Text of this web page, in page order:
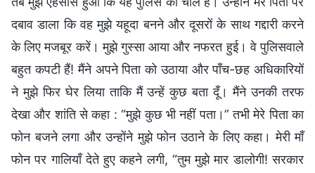
दबाव डाला कि वह मुझे यहूदा बनने और दूसरों के साथ गद्दारी करने
के लिए मजबूर करें। मुझे गुस्सा आया और नफरत हुई। वे पुलिसवाले
बहुत कपटी हैं! मैंने अपने पिता को उठाया और पाँच-छह अधिकारियों
ने मुझे फिर घेर लिया ताकि मैं उन्हें कुछ बता दूँ। मैंने उनकी तरफ
देखा और शांति से कहा : “मुझे कुछ भी नहीं पता।” तभी मेरे पिता का
फोन बजने लगा और उन्होंने मुझे फोन उठाने के लिए कहा। मेरी माँ
फोन पर गालियाँ देते हुए कहने लगी, “तुम मुझे मार डालोगी! सरकार